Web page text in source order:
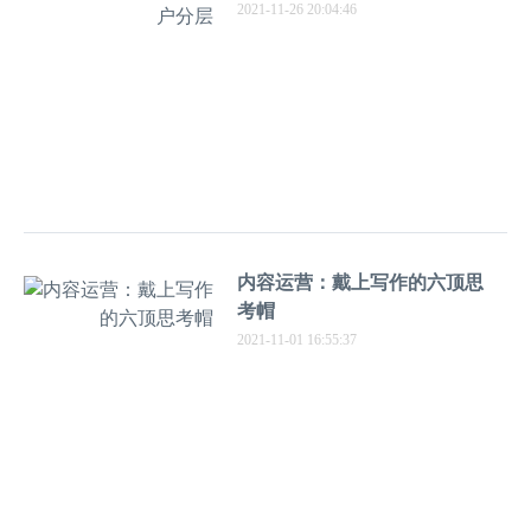
2021-11-26 20:04:46
内容运营：戴上写作的六顶思
考帽
2021-11-01 16:55:37